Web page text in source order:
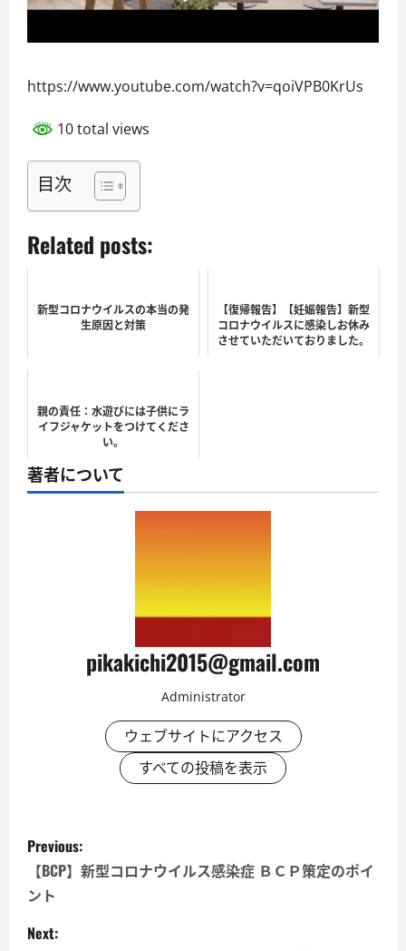
https://www.youtube.com/watch?v=qoiVPB0KrUs
10 total views
目次
Related posts:
新型コロナウイルスの本当の発
生原因と対策
【復帰報告】【妊娠報告】新型
コロナウイルスに感染しお休み
させていただいておりました。
親の責任：水遊びには子供にラ
イフジャケットをつけてくださ
い。
著者について
pikakichi2015@gmail.com
Administrator
ウェブサイトにアクセス
すべての投稿を表示
P
o
s
Previous:
【BCP】新型コロナウイルス感染症 ＢＣＰ策定のポイ
ント
Next: